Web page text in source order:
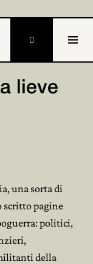


lieve
una sorta di
scritto pagine
politici,
della